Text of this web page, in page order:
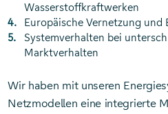
Wasserstoffkraftwerken
Europäische Vernetzung und
Systemverhalten bei
Marktverhalten
Wir haben mit unseren
Netzmodellen eine integrierte